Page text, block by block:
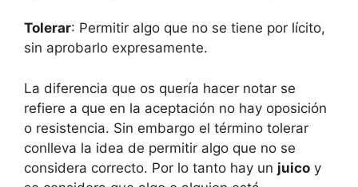
Tolerar: Permitir algo que no se tiene por lícito,
sin aprobarlo expresamente.
La diferencia que os quería hacer notar se
refiere a que en la aceptación no hay oposición
o resistencia. Sin embargo el término tolerar
conlleva la idea de permitir algo que no se
considera correcto. Por lo tanto hay un juico y